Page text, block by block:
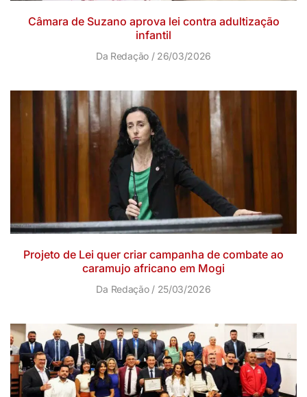
Câmara de Suzano aprova lei contra adultização
infantil
Da Redação 26/03/2026
Projeto de Lei quer criar campanha de combate ao
caramujo africano em Mogi
Da Redação 25/03/2026